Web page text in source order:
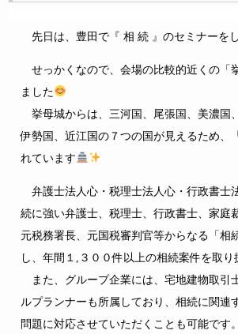
先日は、豊田で『 相 続 』のセミナーをし
せっかくなので、会場の比較的近くの「
ました
挙母城からは、三河国、尾張国、美濃国
伊勢国、近江国の７つの国が見えるため、
れています
弁護士法人心・税理士法人心・行政書士
続に強い弁護士、税理士、行政書士、家庭
元税務署長、元国税審判官等からなる「相
し、年間１,３００件以上の相続案件を取り
また、グループ企業には、宅地建物取引
ルプランナーも所属しており、相続に関連
問題に対応させていただくことも可能です。